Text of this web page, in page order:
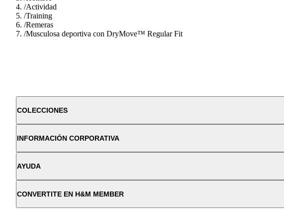
/Actividad
/Training
/Remeras
/Musculosa deportiva con DryMove™ Regular Fit
COLECCIONES
INFORMACIÓN CORPORATIVA
AYUDA
CONVERTITE EN H&M MEMBER